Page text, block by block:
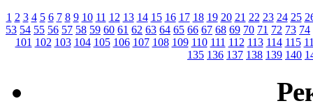
1 2 3 4 5 6 7 8 9 10 11 12 13 14 15 16 17 18 19 20 21 22 23 24 25
53 54 55 56 57 58 59 60 61 62 63 64 65 66 67 68 69 70 71 72 73 74
101 102 103 104 105 106 107 108 109 110 111 112 113 114 115
135 136 137 138 139 140